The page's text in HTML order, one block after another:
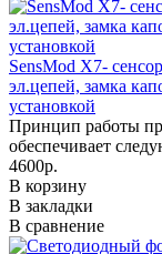
SensMod X7-
эл.цепей, замка
установкой
Принцип работы
обеспечивает
4600р.
В корзину
В закладки
В сравнение